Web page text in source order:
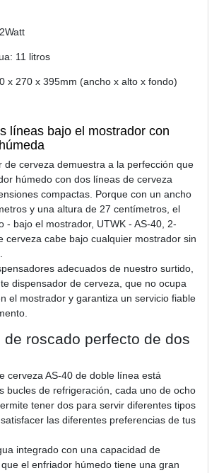
11 litros
x 270 x 395mm (ancho x alto x fondo)
líneas bajo el mostrador con
de cerveza demuestra a la perfección que
húmedo con dos líneas de cerveza
compactas. Porque con un ancho
y una altura de 27 centímetros, el
- bajo el mostrador, UTWK - AS-40, 2-
cerveza cabe bajo cualquier mostrador sin
adecuados de nuestro surtido,
dispensador de cerveza, que no ocupa
el mostrador y garantiza un servicio fiable
de roscado perfecto de dos
cerveza AS-40 de doble línea está
bucles de refrigeración, cada uno de ocho
tener dos para servir diferentes tipos
las diferentes preferencias de tus
integrado con una capacidad de
el enfriador húmedo tiene una gran